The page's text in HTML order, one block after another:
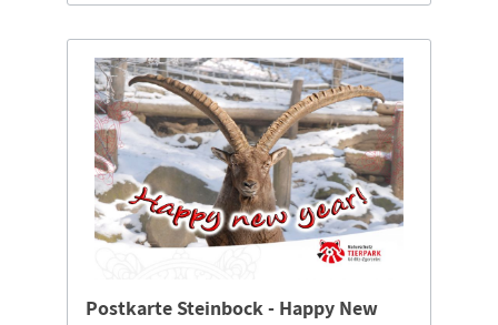
Postkarte Steinbock - Happy New